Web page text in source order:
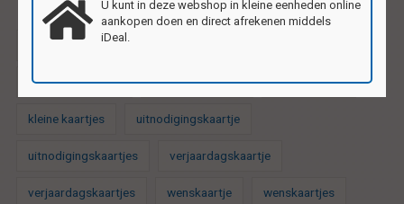
ansichtkaartje
beloningskaarten beloningskaartje feestkaartjes
kleine kaartjes uitnodigingskaartje
uitnodigingskaartjes verjaardagskaartje
verjaardagskaartjes wenskaartje wenskaartjes
U kunt in deze webshop in kleine eenheden online
aankopen doen en direct afrekenen middels
iDeal.